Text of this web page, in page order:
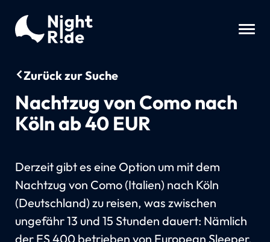
Zurück zur Suche
Nachtzug von Como nach
Köln ab 40 EUR
Derzeit gibt es eine Option um mit dem
Nachtzug von Como (Italien) nach Köln
(Deutschland) zu reisen, was zwischen
ungefähr 13 und 15 Stunden dauert: Nämlich
der ES 400 betrieben von European Sleeper.